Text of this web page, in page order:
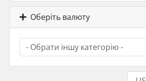
Оберіть валюту